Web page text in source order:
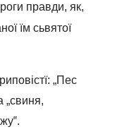
правди, як,
їм сьвятої
„Пес
„свиня,